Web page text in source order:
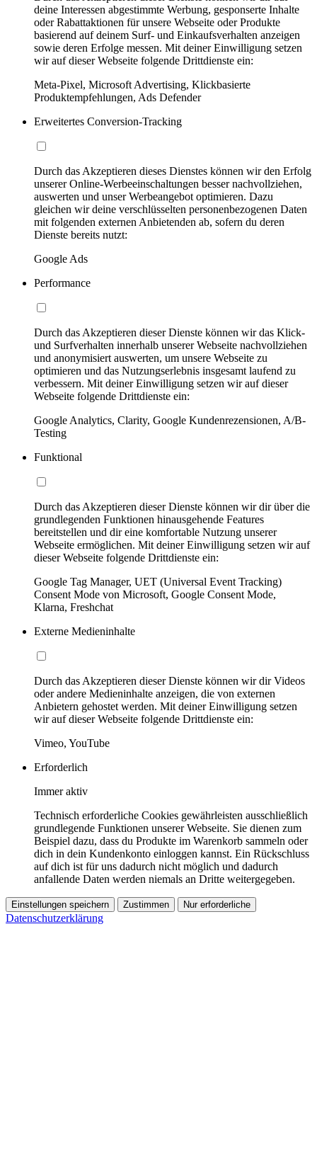
deine Interessen abgestimmte Werbung, gesponserte Inhalte
oder Rabattaktionen für unsere Webseite oder Produkte
basierend auf deinem Surf- und Einkaufsverhalten anzeigen
sowie deren Erfolge messen. Mit deiner Einwilligung setzen
wir auf dieser Webseite folgende Drittdienste ein:
Meta-Pixel, Microsoft Advertising, Klickbasierte
Produktempfehlungen, Ads Defender
Erweitertes Conversion-Tracking
Durch das Akzeptieren dieses Dienstes können wir den Erfolg
unserer Online-Werbeeinschaltungen besser nachvollziehen,
auswerten und unser Werbeangebot optimieren. Dazu
gleichen wir deine verschlüsselten personenbezogenen Daten
mit folgenden externen Anbietenden ab, sofern du deren
Dienste bereits nutzt:
Google Ads
Performance
Durch das Akzeptieren dieser Dienste können wir das Klick-
und Surfverhalten innerhalb unserer Webseite nachvollziehen
und anonymisiert auswerten, um unsere Webseite zu
optimieren und das Nutzungserlebnis insgesamt laufend zu
verbessern. Mit deiner Einwilligung setzen wir auf dieser
Webseite folgende Drittdienste ein:
Google Analytics, Clarity, Google Kundenrezensionen, A/B-
Testing
Funktional
Durch das Akzeptieren dieser Dienste können wir dir über die
grundlegenden Funktionen hinausgehende Features
bereitstellen und dir eine komfortable Nutzung unserer
Webseite ermöglichen. Mit deiner Einwilligung setzen wir auf
dieser Webseite folgende Drittdienste ein:
Google Tag Manager, UET (Universal Event Tracking)
Consent Mode von Microsoft, Google Consent Mode,
Klarna, Freshchat
Externe Medieninhalte
Durch das Akzeptieren dieser Dienste können wir dir Videos
oder andere Medieninhalte anzeigen, die von externen
Anbietern gehostet werden. Mit deiner Einwilligung setzen
wir auf dieser Webseite folgende Drittdienste ein:
Vimeo, YouTube
Erforderlich
Immer aktiv
Technisch erforderliche Cookies gewährleisten ausschließlich
grundlegende Funktionen unserer Webseite. Sie dienen zum
Beispiel dazu, dass du Produkte im Warenkorb sammeln oder
dich in dein Kundenkonto einloggen kannst. Ein Rückschluss
auf dich ist für uns dadurch nicht möglich und dadurch
anfallende Daten werden niemals an Dritte weitergegeben.
Einstellungen speichern Zustimmen Nur erforderliche
Datenschutzerklärung